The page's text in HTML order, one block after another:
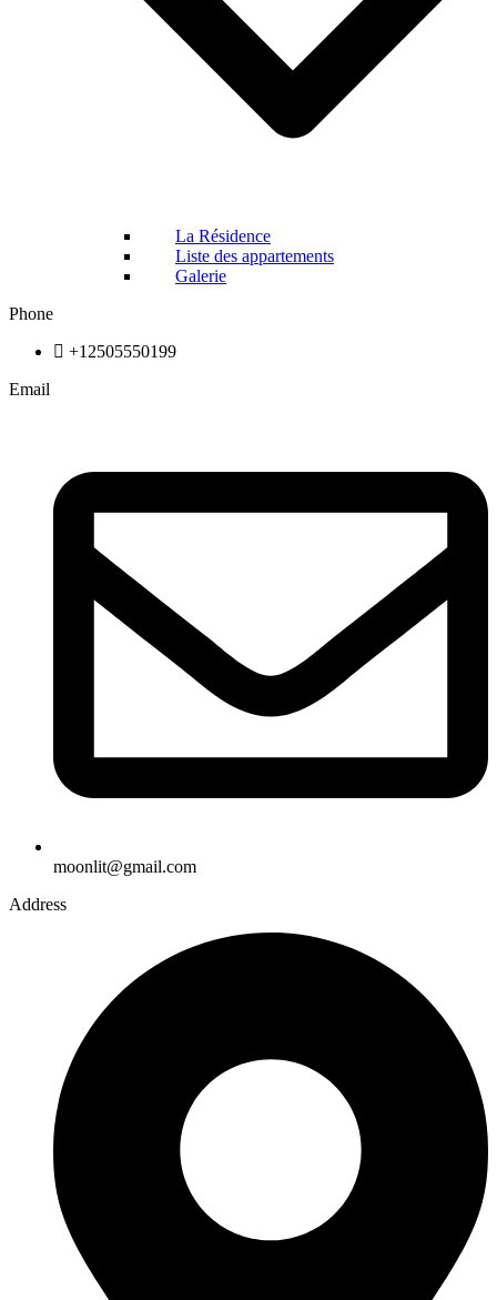
La Résidence
Liste des appartements
Galerie
Phone
+12505550199
Email
moonlit@gmail.com
Address